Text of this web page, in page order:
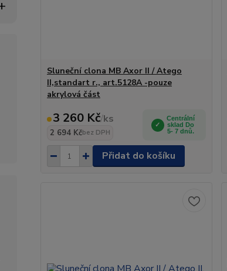
Sluneční clona MB Axor II / Atego
II,standart r., art.5128A -pouze
akrylová část
3 260 Kč/ks
2 694 Kčbez DPH
Centrální
sklad Do
5- 7 dnů.
Přidat do košíku